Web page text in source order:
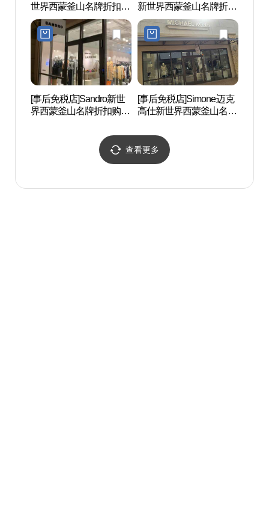
世界西蒙釜山名牌折扣购
物中心(디스커버리 신세
계사이먼프리미엄아울렛
부산점)
新世界西蒙釜山名牌折扣
购物中心釜山店(어메이
징크리 신세계사이먼프
리미엄아울렛 부산점)
[事后免税店]Sandro新世
界西蒙釜山名牌折扣购物
계사이먼프리미엄아울렛
[事后免税店]Simone迈克
高仕新世界西蒙釜山名牌
어스 신세계사이먼프리
미엄아울렛 부산점)
查看更多